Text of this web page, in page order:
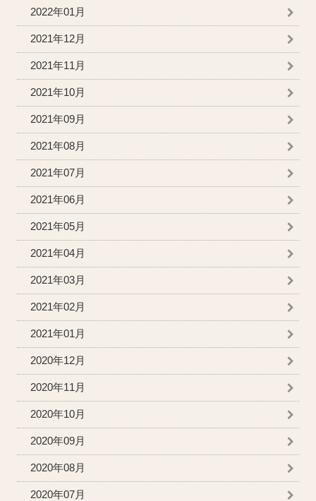
2022年01月
2021年12月
2021年11月
2021年10月
2021年09月
2021年08月
2021年07月
2021年06月
2021年05月
2021年04月
2021年03月
2021年02月
2021年01月
2020年12月
2020年11月
2020年10月
2020年09月
2020年08月
2020年07月